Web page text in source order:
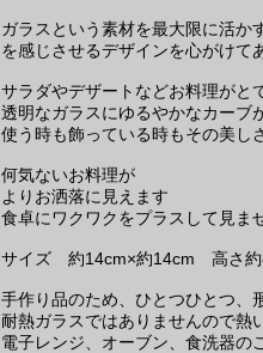
ガラスという素材を最大限に活か
を感じさせるデザインを心がけて
サラダやデザートなどお料理がと
透明なガラスにゆるやかなカーブ
使う時も飾っている時もその美し
何気ないお料理が
よりお洒落に見えます
食卓にワクワクをプラスして見ま
サイズ 約14cm×約14cm 高さ
手作り品のため、ひとつひとつ、
耐熱ガラスではありませんので熱
電子レンジ、オーブン、食洗器の